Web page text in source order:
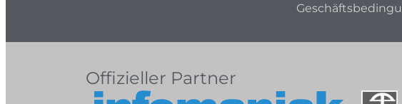
Offizieller Partner